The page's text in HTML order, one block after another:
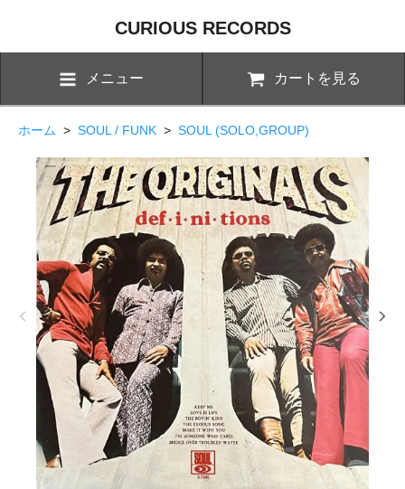
CURIOUS RECORDS
メニュー カートを見る
ホーム > SOUL / FUNK > SOUL (SOLO,GROUP)